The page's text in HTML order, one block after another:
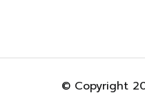
© Copyright